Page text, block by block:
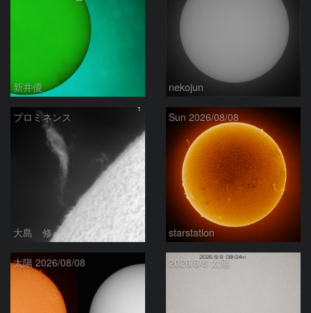
新井優 nekojun
プロミネンス
大島 修
Sun 2026/08/08
starstation
太陽 2026/08/08 2026/8/8 太陽